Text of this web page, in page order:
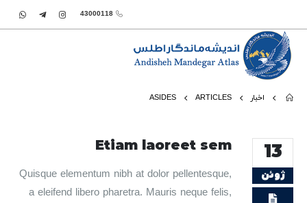
43000118
اخبار ARTICLES
ASIDES
13
ژوئن
Etiam laoreet sem
Quisque elementum nibh at dolor pellentesque,
a eleifend libero pharetra. Mauris neque felis,